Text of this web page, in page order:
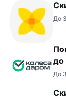
До
до
До